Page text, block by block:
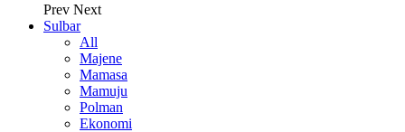
Prev Next
Sulbar
All
Majene
Mamasa
Mamuju
Polman
Ekonomi